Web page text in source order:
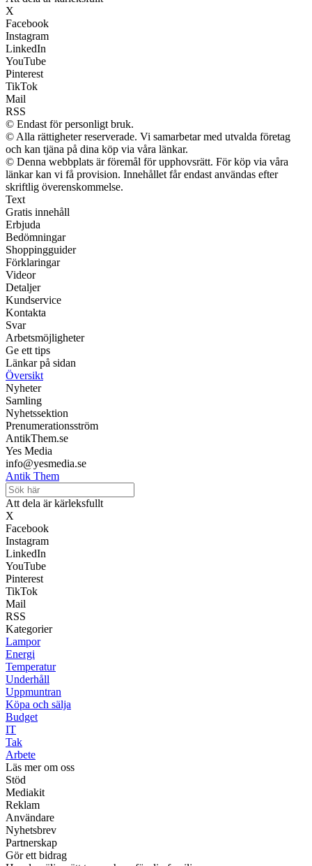
X
Facebook
Instagram
LinkedIn
YouTube
Pinterest
TikTok
Mail
RSS
© Endast för personligt bruk.
© Alla rättigheter reserverade. Vi samarbetar med utvalda företag
och kan tjäna på dina köp via våra länkar.
© Denna webbplats är föremål för upphovsrätt. För köp via våra
länkar kan vi få provision. Innehållet får endast användas efter
skriftlig överenskommelse.
Text
Gratis innehåll
Erbjuda
Bedömningar
Shoppingguider
Förklaringar
Videor
Detaljer
Kundservice
Kontakta
Svar
Arbetsmöjligheter
Ge ett tips
Länkar på sidan
Översikt
Nyheter
Samling
Nyhetssektion
Prenumerationsström
AntikThem.se
Yes Media
info@yesmedia.se
Antik Them
Att dela är kärleksfullt
X
Facebook
Instagram
LinkedIn
YouTube
Pinterest
TikTok
Mail
RSS
Kategorier
Lampor
Energi
Temperatur
Underhåll
Uppmuntran
Köpa och sälja
Budget
IT
Tak
Arbete
Läs mer om oss
Stöd
Mediakit
Reklam
Användare
Nyhetsbrev
Partnerskap
Gör ett bidrag